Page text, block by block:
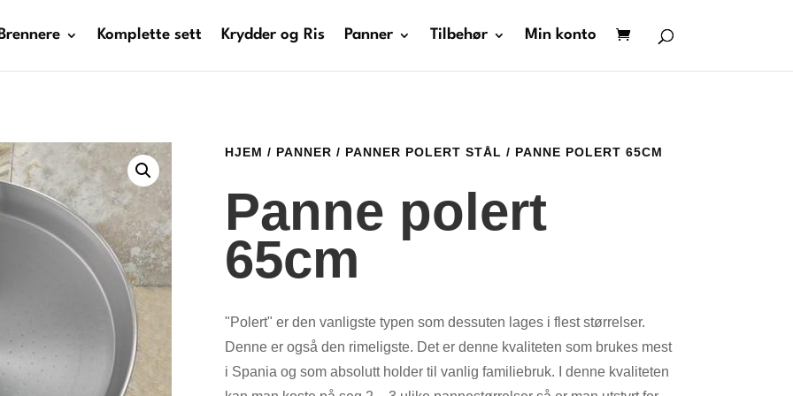
Komplette sett Krydder og Ris Panner Tilbehør Min konto
HJEM / PANNER / PANNER POLERT STÅL / PANNE POLERT 65CM
Panne polert
65cm
"Polert" er den vanligste typen som dessuten lages i flest størrelser.
Denne er også den rimeligste. Det er denne kvaliteten som brukes mest
i Spania og som absolutt holder til vanlig familiebruk. I denne kvaliteten